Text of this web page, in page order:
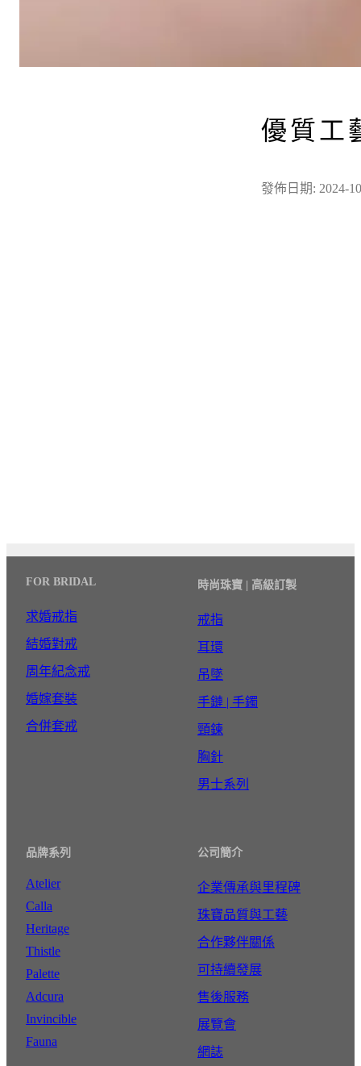
優質工
發佈日期: 2024-
FOR BRIDAL
求婚戒指
結婚對戒
周年紀念戒
婚嫁套裝
合併套戒
時尚珠寶 | 高級訂製
戒指
耳環
吊墜
手鏈 | 手鐲
頸鍊
胸針
男士系列
品牌系列
Atelier
Calla
Heritage
Thistle
Palette
Adcura
Invincible
Fauna
公司簡介
企業傳承與里程碑
珠寶品質與工藝
合作夥伴關係
可持續發展
售後服務
展覽會
網誌